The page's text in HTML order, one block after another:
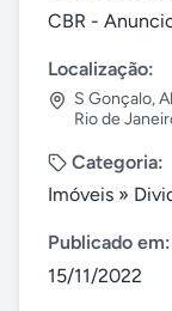
CBR -
Localização:
S Gonçalo,
Rio de
Categoria:
Imóveis »
Publicado em:
15/11/2022